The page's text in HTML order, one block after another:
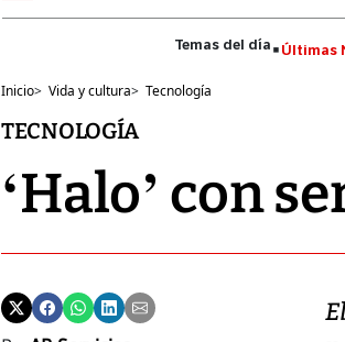
Últimas
Inicio> Vida y cultura> Tecnología
TECNOLOGÍA
‘Halo’ con